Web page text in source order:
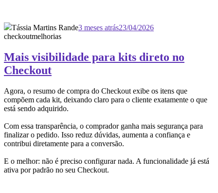
Tássia Martins Rande3 meses atrás23/04/2026
checkoutmelhorias
Mais visibilidade para kits direto no
Checkout
Agora, o resumo de compra do Checkout exibe os itens que
compõem cada kit, deixando claro para o cliente exatamente o que
está sendo adquirido.
Com essa transparência, o comprador ganha mais segurança para
finalizar o pedido. Isso reduz dúvidas, aumenta a confiança e
contribui diretamente para a conversão.
E o melhor: não é preciso configurar nada. A funcionalidade já está
ativa por padrão no seu Checkout.